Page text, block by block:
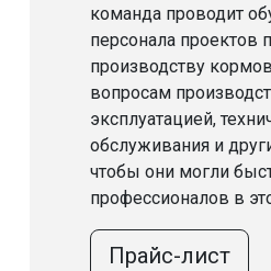
команда проводит
персонала проектов
производству
вопросам
эксплуатацией,
обслуживания и
чтобы они могли
профессионалов в
Прайс-лист